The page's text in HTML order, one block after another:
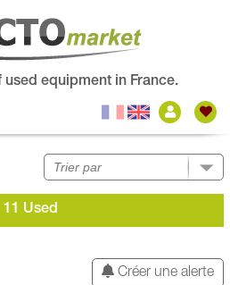
used equipment in France.
11 Used
Créer une alerte